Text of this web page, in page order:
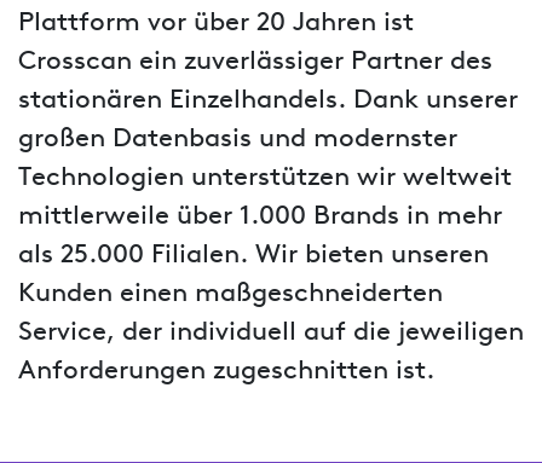
Plattform vor über 20 Jahren ist
Crosscan ein zuverlässiger Partner des
stationären Einzelhandels. Dank unserer
großen Datenbasis und modernster
Technologien unterstützen wir weltweit
mittlerweile über 1.000 Brands in mehr
als 25.000 Filialen. Wir bieten unseren
Kunden einen maßgeschneiderten
Service, der individuell auf die jeweiligen
Anforderungen zugeschnitten ist.